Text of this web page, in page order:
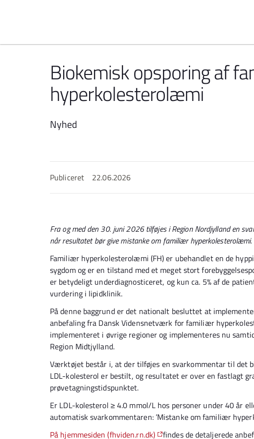
Biokemisk opsporing af
hyperkolesterolæmi
Nyhed
Publiceret 22.06.2026
Fra og med den 30. juni 2026 tilføjes i Region Nordjylland en
når resultatet bør give mistanke om familiær hyperkolesterolæmi.
Familiær hyperkolesterolæmi (FH) er ubehandlet en de
sygdom og er en tilstand med et meget stort
er betydeligt underdiagnosticeret, og kun ca. 5% af de
vurdering i lipidklinik.
På denne baggrund er det nationalt besluttet at
anbefaling fra Dansk Vidensnetværk for familiær
implementeret i øvrige regioner og implementeres nu
Region Midtjylland.
Værktøjet består i, at der tilføjes en svarkommentar til det
LDL-kolesterol er bestilt, og resultatet er over en fastlagt
prøvetagningstidspunktet.
Er LDL-kolesterol ≥ 4.0 mmol/L hos personer under 40 år
automatisk svarkommentaren: ’Mistanke om familiær
På hjemmesiden (fhviden.rn.dk)
findes de detaljerede